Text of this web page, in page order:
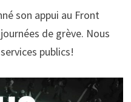
son appui au Front
de grève. Nous
publics!